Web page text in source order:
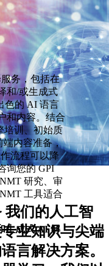
我们的人工智
业知识与尖端
言解决方案。
务，包括在
和/或生成式
色的 AI 语言
和内容。结合
培训、初始质
端内容准备，
流程可以降
询您的 GPI
研究、审
工具适合
生成式 AI 解